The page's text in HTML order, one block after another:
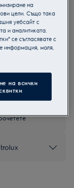
на
цели. Също така
уебсайт с
и аналитиката.
се съгласявате с
информация, моля,
на всички